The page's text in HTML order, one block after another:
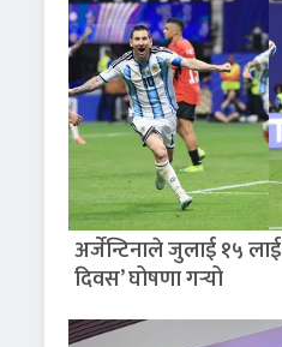
अर्जेन्टिनाले जुलाई १५ लाई
दिवस’ घोषणा गर्‍यो